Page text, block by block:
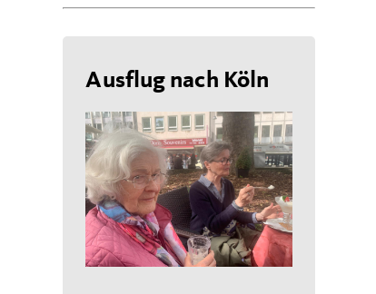
Ausflug nach Köln